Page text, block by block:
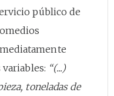
público de
“(...)
toneladas de